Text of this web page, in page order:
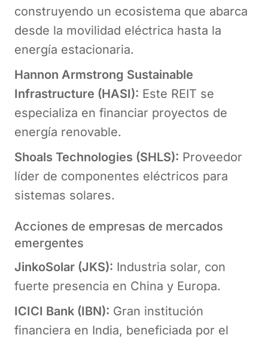
construyendo un ecosistema que abarca
desde la movilidad eléctrica hasta la
energía estacionaria.
Hannon Armstrong Sustainable
Infrastructure (HASI): Este REIT se
especializa en financiar proyectos de
energía renovable.
Shoals Technologies (SHLS): Proveedor
líder de componentes eléctricos para
sistemas solares.
Acciones de empresas de mercados
emergentes
JinkoSolar (JKS): Industria solar, con
fuerte presencia en China y Europa.
ICICI Bank (IBN): Gran institución
financiera en India, beneficiada por el